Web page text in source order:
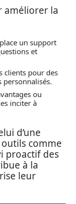
améliorer la
un support
et
clients pour des
personnalisés.
ou
inciter à
d’une
comme
proactif des
à la
leur